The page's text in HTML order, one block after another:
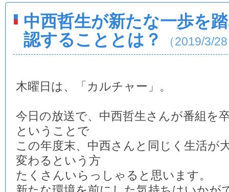
中西哲生が新たな一歩を
認することとは？
（2019/3/
木曜日は、「カルチャー」。
今日の放送で、中西哲生さんが番組を
ということで
この年度末、中西さんと同じく生活が
変わるという方
たくさんいらっしゃると思います。